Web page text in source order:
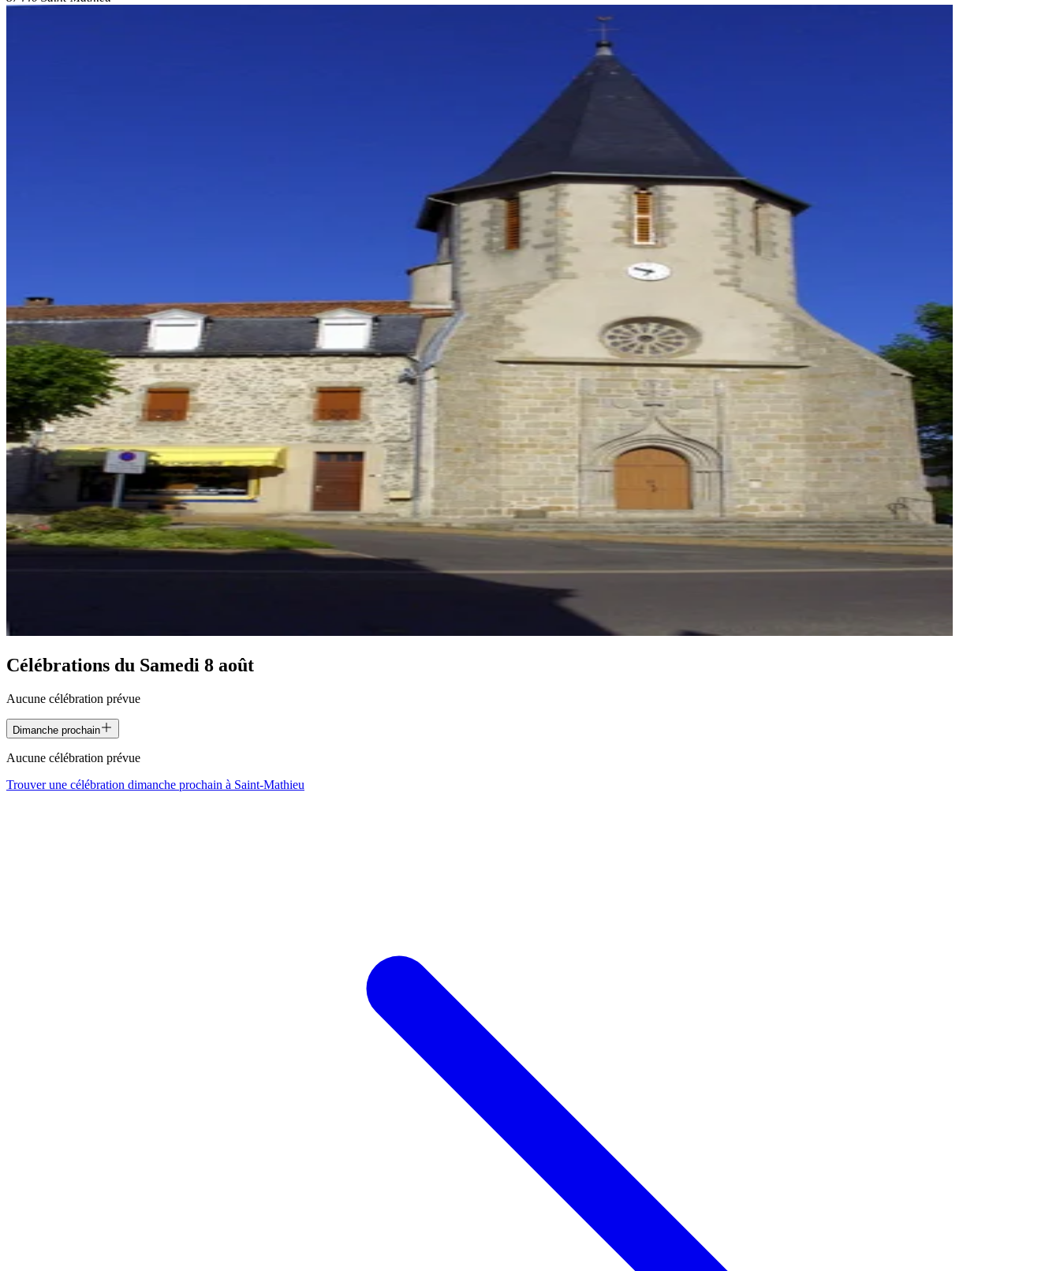
Célébrations du Samedi 8 août
Aucune célébration prévue
Dimanche prochain
Aucune célébration prévue
Trouver une célébration dimanche prochain à Saint-Mathieu